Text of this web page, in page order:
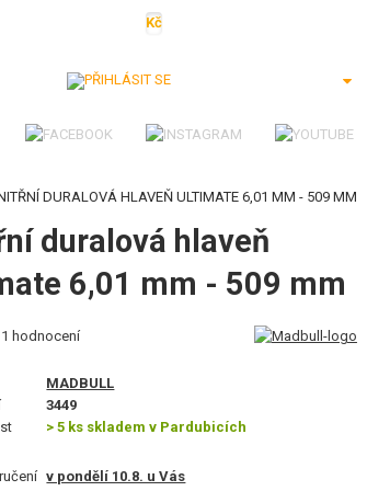
Kč
DURALOVÁ HLAVEŇ ULTIMATE 6,01 MM - 509 MM
duralová hlaveň
6,01 mm - 509 mm
1 hodnocení
MADBULL
3449
> 5 ks skladem v Pardubicích
v pondělí 10.8. u Vás